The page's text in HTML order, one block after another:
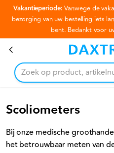
Ga naar hoofdinhoud
Vakantieperiode: Vanwege de
bezorging van uw bestelling iets
bent. Bedankt voor
Scoliometers
Bij onze medische
het betrouwbaar meten van